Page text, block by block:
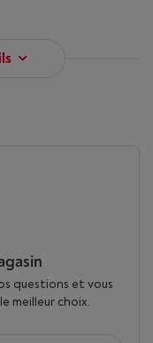
questions et vous
meilleur choix.